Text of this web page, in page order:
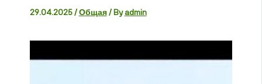
29.04.2025/Общая/ Byadmin